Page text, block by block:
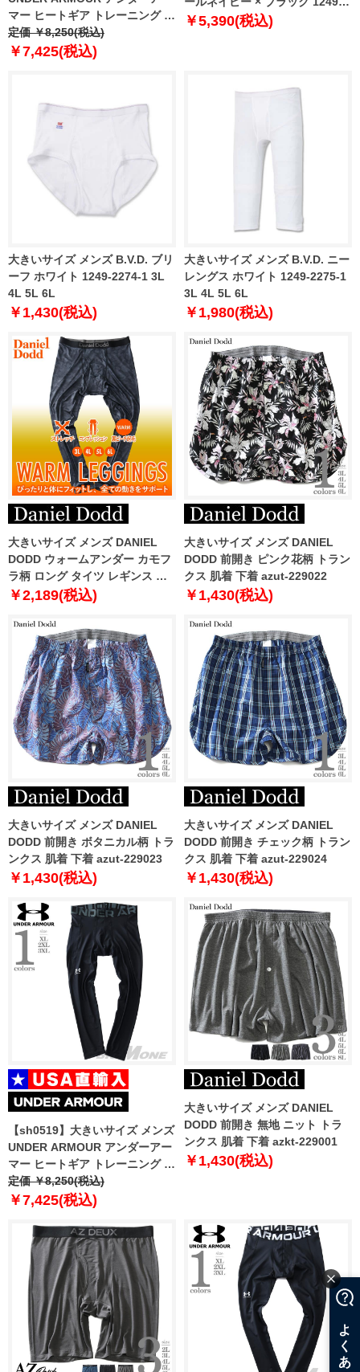
マー ヒートギア トレーニング レ
ギンス USA直輸入 1361586-001
定価 ￥8,250(税込)
￥7,425(税込)
3281-1 3L 4L 5L 6L 8L
￥5,390(税込)
大きいサイズ メンズ B.V.D. ブリ
ーフ ホワイト 1249-2274-1 3L
4L 5L 6L
￥1,430(税込)
大きいサイズ メンズ B.V.D. ニー
レングス ホワイト 1249-2275-1
3L 4L 5L 6L
￥1,980(税込)
大きいサイズ メンズ DANIEL
DODD ウォームアンダー カモフ
ラ柄 ロング タイツ レギンス ス
トレッチ コンプレッション 裏ピ
￥2,189(税込)
大きいサイズ メンズ DANIEL
DODD 前開き ピンク花柄 トラン
クス 肌着 下着 azut-229022
￥1,430(税込)
大きいサイズ メンズ DANIEL
DODD 前開き ボタニカル柄 トラ
ンクス 肌着 下着 azut-229023
￥1,430(税込)
大きいサイズ メンズ DANIEL
DODD 前開き チェック柄 トラン
クス 肌着 下着 azut-229024
￥1,430(税込)
【sh0519】大きいサイズ メンズ
UNDER ARMOUR アンダーアー
マー ヒートギア トレーニング レ
ギンス USA直輸入 1361586
定価 ￥8,250(税込)
￥7,425(税込)
大きいサイズ メンズ DANIEL
DODD 前開き 無地 ニット トラ
ンクス 肌着 下着 azkt-229001
￥1,430(税込)